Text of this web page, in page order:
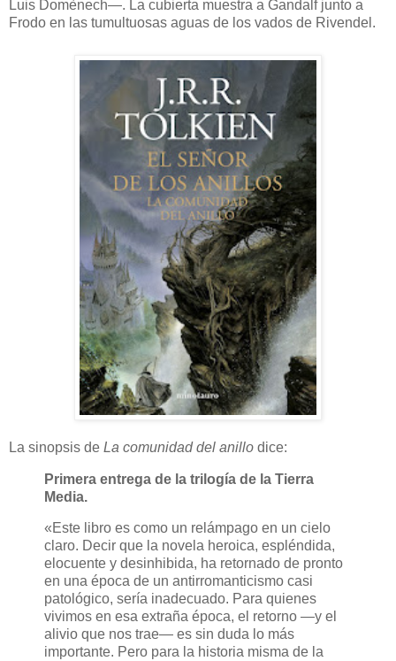
Luis Domènech—. La cubierta muestra a Gandalf junto a
Frodo en las tumultuosas aguas de los vados de Rivendel.
La sinopsis de La comunidad del anillo dice:
Primera entrega de la trilogía de la Tierra
Media.
«Este libro es como un relámpago en un cielo
claro. Decir que la novela heroica, espléndida,
elocuente y desinhibida, ha retornado de pronto
en una época de un antirromanticismo casi
patológico, sería inadecuado. Para quienes
vivimos en esa extraña época, el retorno —y el
alivio que nos trae— es sin duda lo más
importante. Pero para la historia misma de la